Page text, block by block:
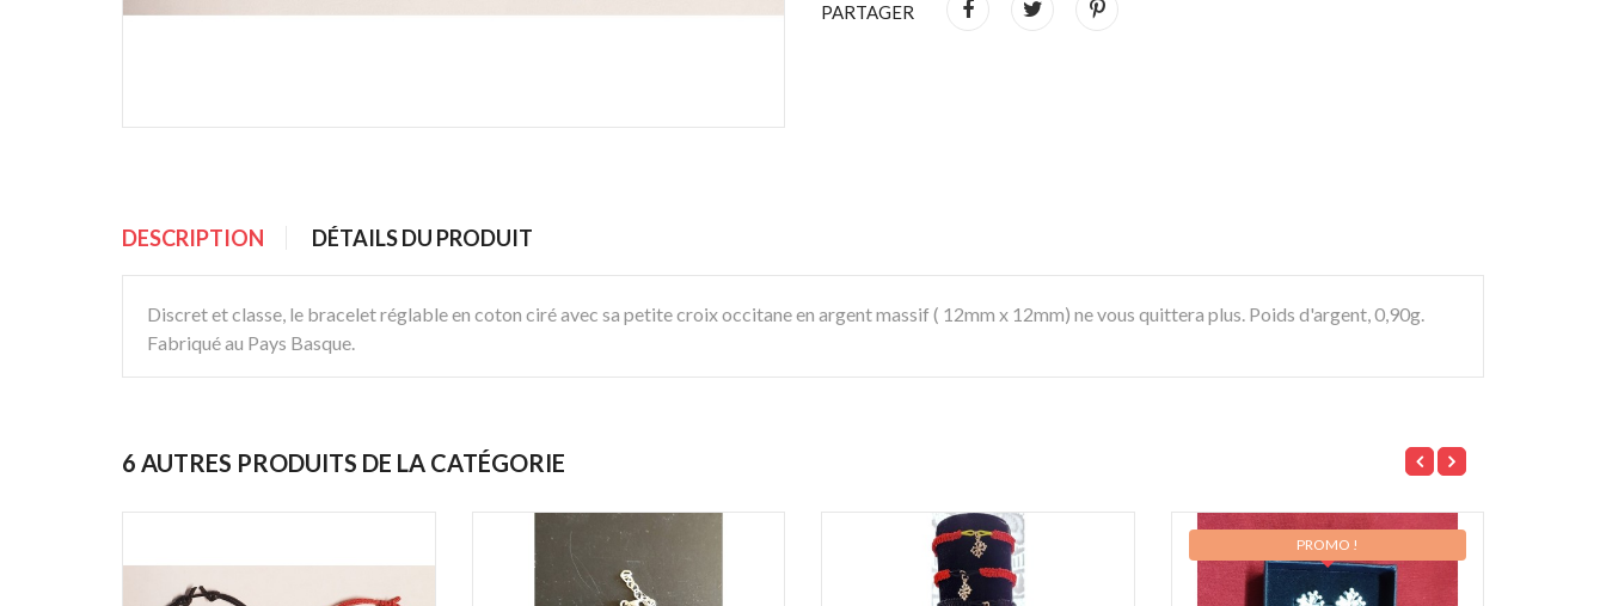
PARTAGER
DESCRIPTION DÉTAILS DU PRODUIT
Discret et classe, le bracelet réglable en coton ciré avec sa petite croix occitane en argent massif ( 12mm x 12mm) ne vous quittera plus. Poids d'argent, 0,90g.
Fabriqué au Pays Basque.
6 AUTRES PRODUITS DE LA CATÉGORIE
PROMO !